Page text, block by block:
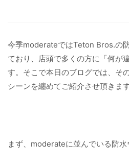
今季moderateではTeton Bros.の
ており、店頭で多くの方に「何が
す。そこで本日のブログでは、そ
シーンを纏めてご紹介させ頂きます
まず、moderateに並んでいる防